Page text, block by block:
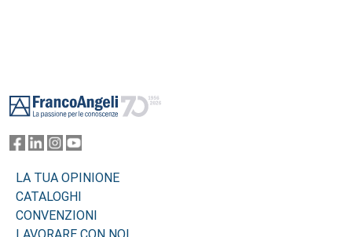
LA TUA OPINIONE
CATALOGHI
CONVENZIONI